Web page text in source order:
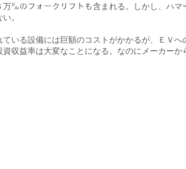
㌦のフォークリフトも含まれる。しかし、ハ
。
いる設備には巨額のコストがかかるが、ＥＶへ
収益率は大変なことになる。なのにメーカーか